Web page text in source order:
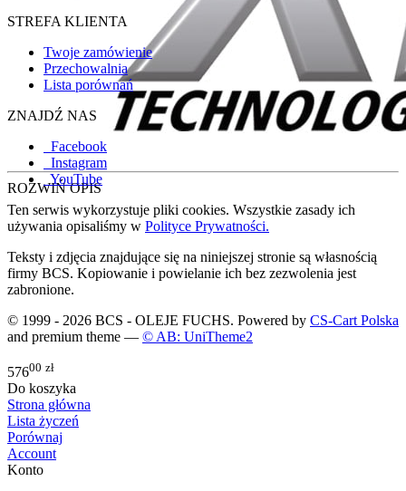
ROZWIŃ OPIS
STREFA KLIENTA
Twoje zamówienie
Przechowalnia
Lista porównań
ZNAJDŹ NAS
Facebook
Instagram
YouTube
Ten serwis wykorzystuje pliki cookies. Wszystkie zasady ich
używania opisaliśmy w Polityce Prywatności.
Teksty i zdjęcia znajdujące się na niniejszej stronie są własnością
firmy BCS. Kopiowanie i powielanie ich bez zezwolenia jest
zabronione.
© 1999 - 2026 BCS - OLEJE FUCHS. Powered by CS-Cart Polska
and premium theme — © AB: UniTheme2
57600 zł
Do koszyka
Strona główna
Lista życzeń
Porównaj
Account
Konto